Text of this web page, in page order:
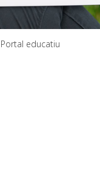
Portal educatiu